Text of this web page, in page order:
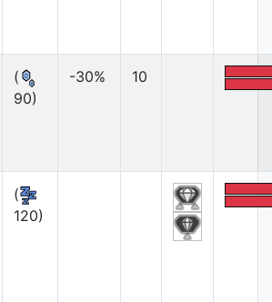
(
90)
-30% 10
(
120)